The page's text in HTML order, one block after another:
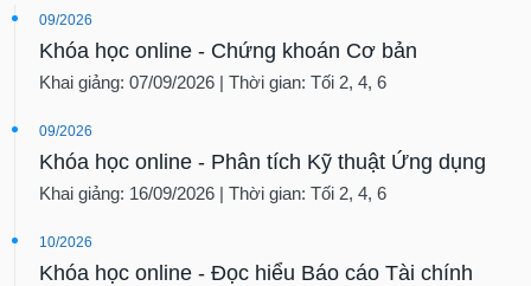
09/2026
Khóa học online - Chứng khoán Cơ bản
Khai giảng: 07/09/2026 | Thời gian: Tối 2, 4, 6
09/2026
Khóa học online - Phân tích Kỹ thuật Ứng dụng
Khai giảng: 16/09/2026 | Thời gian: Tối 2, 4, 6
10/2026
Khóa học online - Đọc hiểu Báo cáo Tài chính